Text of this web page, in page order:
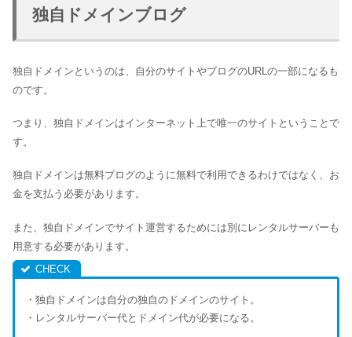
独自ドメインブログ
独自ドメインというのは、自分のサイトやブログのURLの一部になるも
のです。
つまり、独自ドメインはインターネット上で唯一のサイトということで
す。
独自ドメインは無料ブログのように無料で利用できるわけではなく、お
金を支払う必要があります。
また、独自ドメインでサイト運営するためには別にレンタルサーバーも
用意する必要があります。
・独自ドメインは自分の独自のドメインのサイト。
・レンタルサーバー代とドメイン代が必要になる。